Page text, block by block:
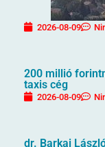
2026-08-09
200 millió
taxis cég
2026-08-09
dr. Barkai